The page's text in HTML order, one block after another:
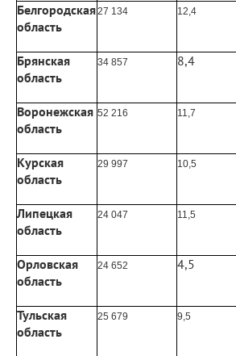
Белгородская
область
27 134 12,4
Брянская
область
34 857 8,4
Воронежская
область
52 216 11,7
Курская
область
29 997 10,5
Липецкая
область
24 047 11,5
Орловская
область
24 652 4,5
Тульская
область
25 679 9,5